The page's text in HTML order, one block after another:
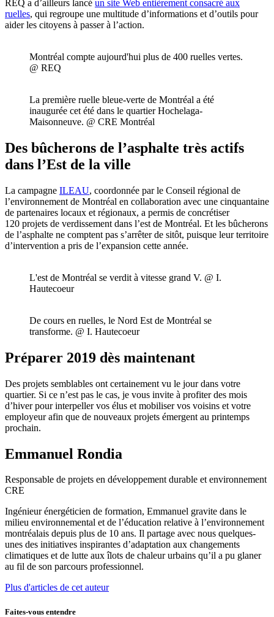
REQ a d’ailleurs lancé un site Web entièrement consacré aux
ruelles, qui regroupe une multitude d’informations et d’outils pour
aider les citoyens à passer à l’action.
Montréal compte aujourd'hui plus de 400 ruelles vertes.
@ REQ
La première ruelle bleue-verte de Montréal a été
inaugurée cet été dans le quartier Hochelaga-
Maisonneuve. @ CRE Montréal
Des bûcherons de l’asphalte très actifs
dans l’Est de la ville
La campagne ILEAU, coordonnée par le Conseil régional de
l’environnement de Montréal en collaboration avec une cinquantaine
de partenaires locaux et régionaux, a permis de concrétiser
120 projets de verdissement dans l’est de Montréal. Et les bûcherons
de l’asphalte ne comptent pas s’arrêter de sitôt, puisque leur territoire
d’intervention a pris de l’expansion cette année.
L'est de Montréal se verdit à vitesse grand V. @ I.
Hautecoeur
De cours en ruelles, le Nord Est de Montréal se
transforme. @ I. Hautecoeur
Préparer 2019 dès maintenant
Des projets semblables ont certainement vu le jour dans votre
quartier. Si ce n’est pas le cas, je vous invite à profiter des mois
d’hiver pour interpeller vos élus et mobiliser vos voisins et votre
employeur afin que de nouveaux projets émergent au printemps
prochain.
Emmanuel Rondia
Responsable de projets en développement durable et environnement
CRE
Ingénieur énergéticien de formation, Emmanuel gravite dans le
milieu environnemental et de l’éducation relative à l’environnement
montréalais depuis plus de 10 ans. Il partage avec nous quelques-
unes des initiatives inspirantes d’adaptation aux changements
climatiques et de lutte aux îlots de chaleur urbains qu’il a pu glaner
au fil de son parcours professionnel.
Plus d'articles de cet auteur
Faites-vous entendre